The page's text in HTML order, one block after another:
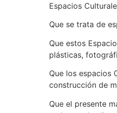
Espacios
Que se trata de
Que estos
plásticas,
Que los espacios
construcción de
Que el presente